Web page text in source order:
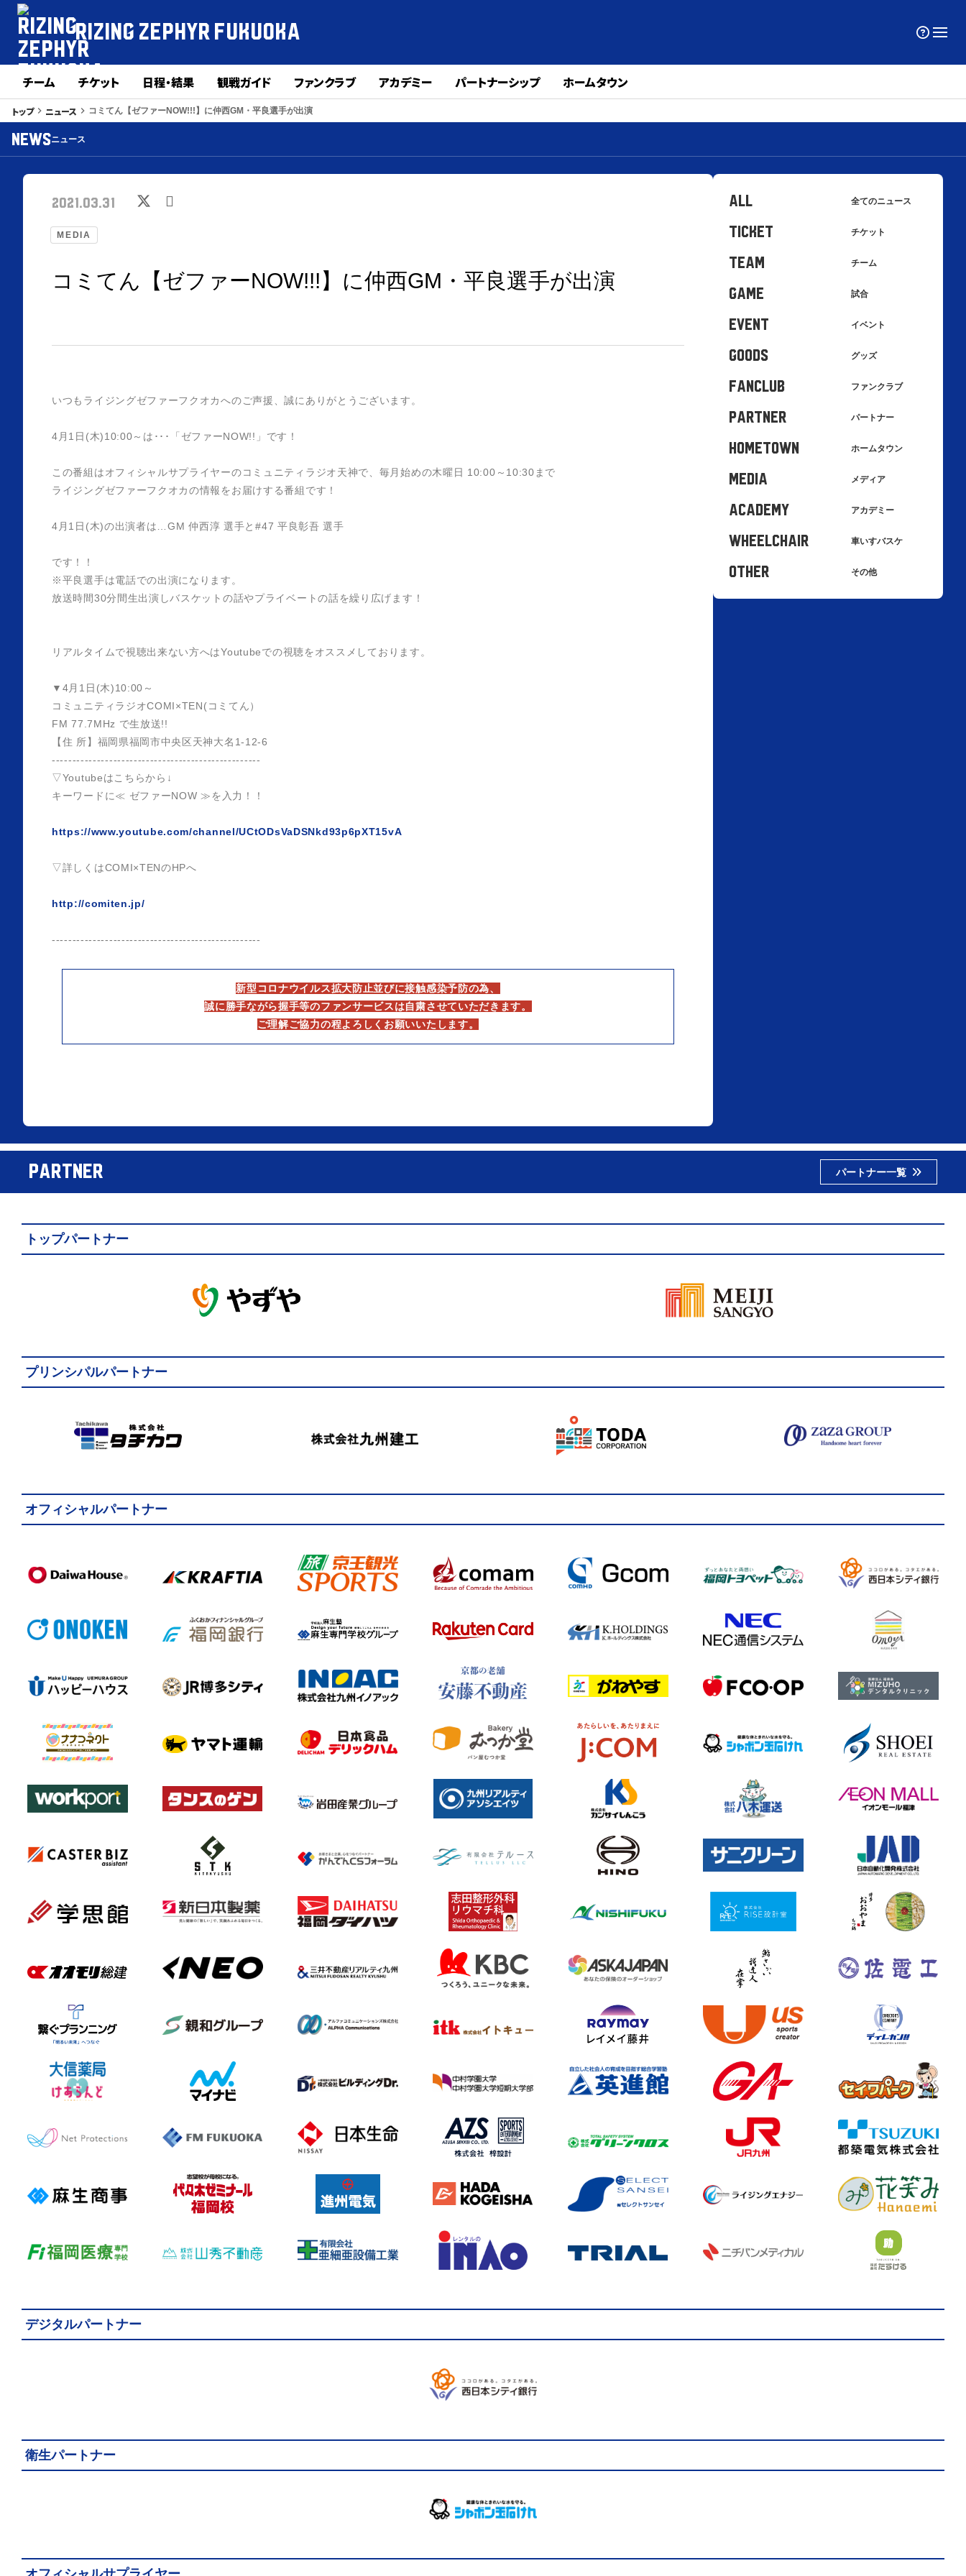
RIZING ZEPHYR FUKUOKA
チーム チケット 日程・結果 観戦ガイド ファンクラブ アカデミー パートナーシップ ホームタウン
トップkeyboard_arrow_right ニュース keyboard_arrow_right コミてん【ゼファーNOW!!!】に仲西GM・平良選手が出演
NEWSニュース
MEDIA
2021.03.31
コミてん【ゼファーNOW!!!】に仲西GM・平良選手が出演
いつもライジングゼファーフクオカへのご声援、誠にありがとうございます。
4月1日(木)10:00～は･･･「ゼファーNOW!!」です！
この番組はオフィシャルサプライヤーのコミュニティラジオ天神で、毎月始めの木曜日 10:00～10:30まで
ライジングゼファーフクオカの情報をお届けする番組です！
4月1日(木)の出演者は…GM 仲西淳 選手と#47 平良彰吾 選手
です！！
※平良選手は電話での出演になります。
放送時間30分間生出演しバスケットの話やプライベートの話を繰り広げます！
リアルタイムで視聴出来ない方へはYoutubeでの視聴をオススメしております。
▼4月1日(木)10:00～
コミュニティラジオCOMI×TEN(コミてん）
FM 77.7MHz で生放送!!
【住 所】福岡県福岡市中央区天神大名1-12-6
---------------------------------------------------
▽Youtubeはこちらから↓
キーワードに≪ ゼファーNOW ≫を入力！！
https://www.youtube.com/channel/UCtODsVaDSNkd93p6pXT15vA
▽詳しくはCOMI×TENのHPへ
http://comiten.jp/
---------------------------------------------------
新型コロナウイルス拡大防止並びに接触感染予防の為、
誠に勝手ながら握手等のファンサービスは自粛させていただきます。
ご理解ご協力の程よろしくお願いいたします。
ALL 全てのニュース
TICKET チケット
TEAM チーム
GAME 試合
EVENT イベント
GOODS グッズ
FANCLUB ファンクラブ
PARTNER パートナー
HOMETOWN ホームタウン
MEDIA メディア
ACADEMY アカデミー
WHEELCHAIR 車いすバスケ
OTHER その他
PARTNER パートナー一覧
トップパートナー
プリンシパルパートナー
オフィシャルパートナー
デジタルパートナー
衛生パートナー